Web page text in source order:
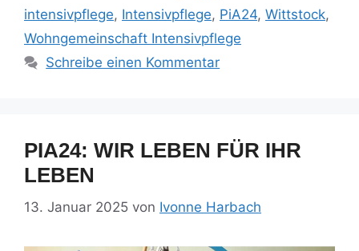
intensivpflege, Intensivpflege, PiA24, Wittstock,
Wohngemeinschaft Intensivpflege
Schreibe einen Kommentar
PIA24: WIR LEBEN FÜR IHR
LEBEN
13. Januar 2025 von Ivonne Harbach